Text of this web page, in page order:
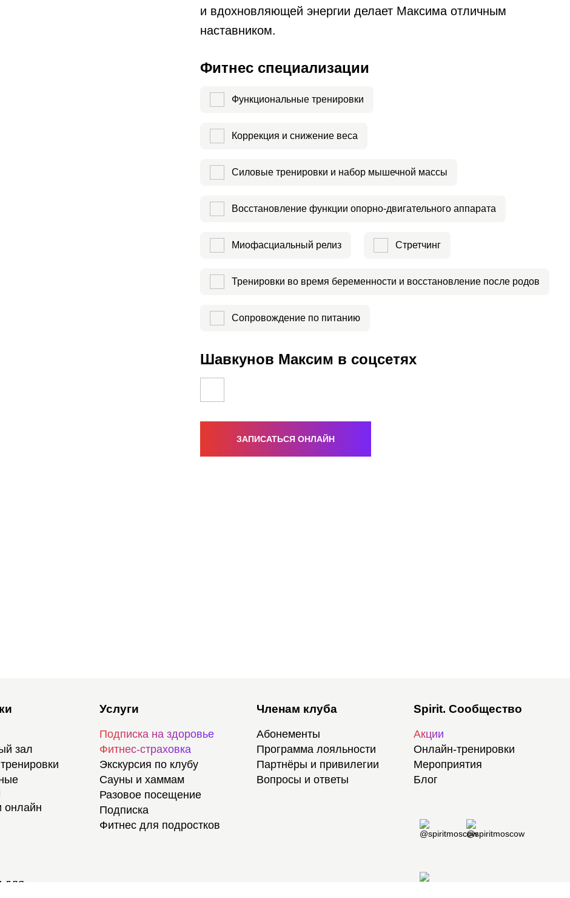
и вдохновляющей энергии делает Максима отличным
наставником.
Фитнес специализации
Функциональные тренировки
Коррекция и снижение веса
Силовые тренировки и набор мышечной массы
Восстановление функции опорно-двигательного аппарата
Миофасциальный релиз Стретчинг
Тренировки во время беременности и восстановление после родов
Сопровождение по питанию
Шавкунов Максим в соцсетях
ЗАПИСАТЬСЯ ОНЛАЙН
зал
онлайн
для
Услуги
Подписка на здоровье
Фитнес-страховка
Экскурсия по клубу
Сауны и хаммам
Разовое посещение
Подписка
Фитнес для подростков
Членам клуба
Абонементы
Программа лояльности
Партнёры и привилегии
Вопросы и ответы
Spirit. Сообщество
Акции
Онлайн-тренировки
Мероприятия
Блог